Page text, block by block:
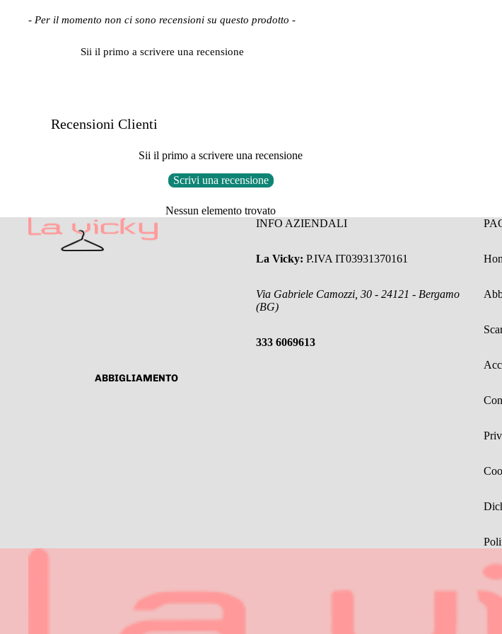
ABBIGLIAMENTO
- Per il momento non ci sono recensioni su questo prodotto -
Sii il primo a scrivere una recensione
New content loaded
Recensioni Clienti
Sii il primo a scrivere una recensione
Scrivi una recensione
Nessun elemento trovato
INFO AZIENDALI
La Vicky: P.IVA IT03931370161
Via Gabriele Camozzi, 30 - 24121 - Bergamo
(BG)
333 6069613